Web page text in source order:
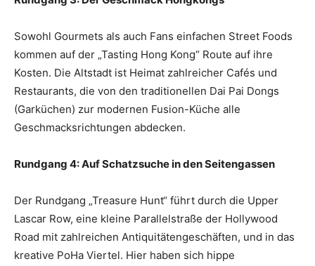
Sowohl Gourmets als auch Fans einfachen Street Foods
kommen auf der „Tasting Hong Kong“ Route auf ihre
Kosten. Die Altstadt ist Heimat zahlreicher Cafés und
Restaurants, die von den traditionellen Dai Pai Dongs
(Garküchen) zur modernen Fusion-Küche alle
Geschmacksrichtungen abdecken.
Rundgang 4: Auf Schatzsuche in den Seitengassen
Der Rundgang „Treasure Hunt“ führt durch die Upper
Lascar Row, eine kleine Parallelstraße der Hollywood
Road mit zahlreichen Antiquitätengeschäften, und in das
kreative PoHa Viertel. Hier haben sich hippe